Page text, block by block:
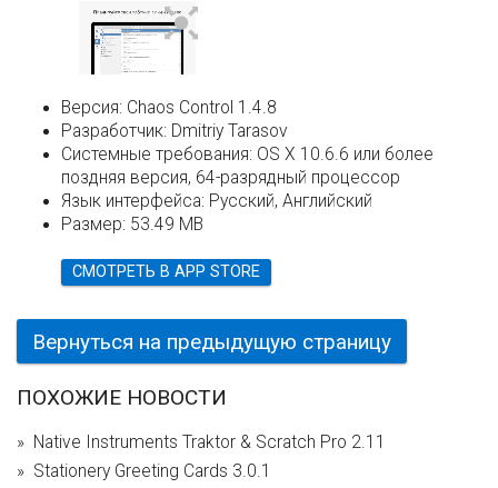
Версия: Chaos Control 1.4.8
Разработчик: Dmitriy Tarasov
Системные требования: OS X 10.6.6 или более
поздняя версия, 64-разрядный процессор
Язык интерфейса: Русский, Английский
Размер: 53.49 MB
СМОТРЕТЬ В APP STORE
Вернуться на предыдущую страницу
ПОХОЖИЕ НОВОСТИ
Native Instruments Traktor & Scratch Pro 2.11
Stationery Greeting Cards 3.0.1